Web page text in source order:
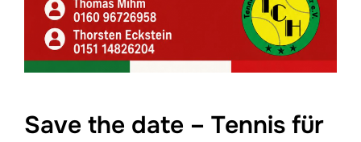
Save the date – Tennis für